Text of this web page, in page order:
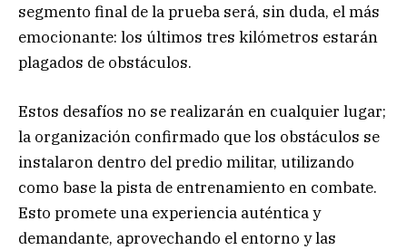
segmento final de la prueba será, sin duda, el más
emocionante: los últimos tres kilómetros estarán
plagados de obstáculos.
Estos desafíos no se realizarán en cualquier lugar;
la organización confirmado que los obstáculos se
instalaron dentro del predio militar, utilizando
como base la pista de entrenamiento en combate.
Esto promete una experiencia auténtica y
demandante, aprovechando el entorno y las